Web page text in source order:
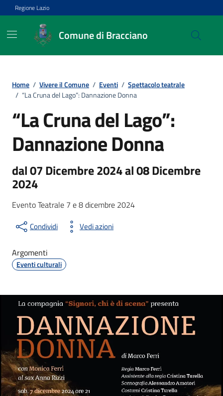
Vai ai contenuti
Vai al footer
Regione Lazio
Comune di Bracciano
Home / Vivere il Comune / Eventi / Spettacolo teatrale
/ “La Cruna del Lago”: Dannazione Donna
“La Cruna del Lago”:
Dannazione Donna
dal 07 Dicembre 2024 al 08 Dicembre
2024
Evento Teatrale 7 e 8 dicembre 2024
Condividi Vedi azioni
Argomenti
Eventi culturali